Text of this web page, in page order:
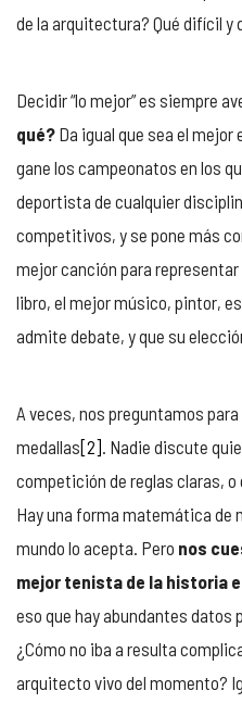
de la arquitectura? Qué difícil y
Decidir “lo mejor” es siempre
qué? Da igual que sea el mejor
gane los campeonatos en los
deportista de cualquier
competitivos, y se pone más
mejor canción para
libro, el mejor músico, pintor,
admite debate, y que su
A veces, nos preguntamos
medallas[2] . Nadie discute
competición de reglas claras,
Hay una forma matemática de
mundo lo acepta. Pero nos
mejor tenista de la historia
eso que hay abundantes datos
¿Cómo no iba a resulta
arquitecto vivo del momento?